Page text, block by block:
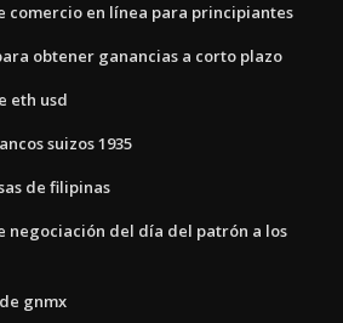
comercio en línea para principiantes
obtener ganancias a corto plazo
eth usd
suizos 1935
de filipinas
negociación del día del patrón a los
gnmx